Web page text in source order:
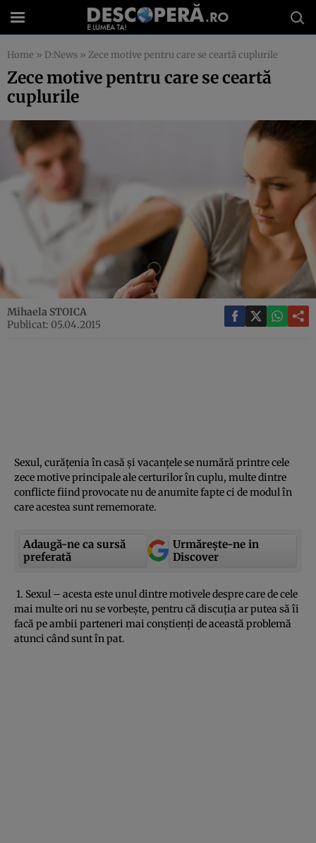
Home » D:News » Zece motive pentru care se ceartă cuplurile
Zece motive pentru care se ceartă
cuplurile
Mihaela STOICA
Publicat: 05.04.2015
Sexul, curăţenia în casă şi vacanţele se numără printre cele
zece motive principale ale certurilor în cuplu, multe dintre
conflicte fiind provocate nu de anumite fapte ci de modul în
care acestea sunt rememorate.
Adaugă-ne ca sursă
preferată
Urmărește-ne in
Discover
1. Sexul – acesta este unul dintre motivele despre care de cele
mai multe ori nu se vorbeşte, pentru că discuţia ar putea să îi
facă pe ambii parteneri mai conştienţi de această problemă
atunci când sunt în pat.